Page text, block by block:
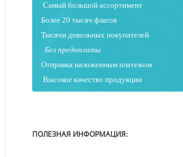
Самый большой ассортимент
Более 20 тысяч флагов
Тысячи довольных покупателей
Без предоплаты
Отправка наложенным платежом
Высокое качество продукции
ПОЛЕЗНАЯ ИНФОРМАЦИЯ: